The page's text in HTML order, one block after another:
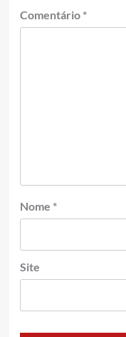
Comentário *
Nome *
Site